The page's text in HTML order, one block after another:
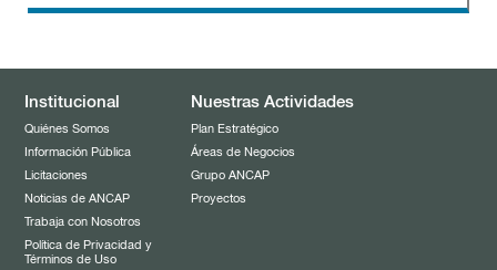
Combustibles
Solventes
Asfaltos
Alcoholes
Institucional
Quiénes Somos
Información Pública
Licitaciones
Noticias de ANCAP
Trabaja con Nosotros
Política de Privacidad y
Términos de Uso
Nuestras Actividades
Plan Estratégico
Áreas de Negocios
Grupo ANCAP
Proyectos